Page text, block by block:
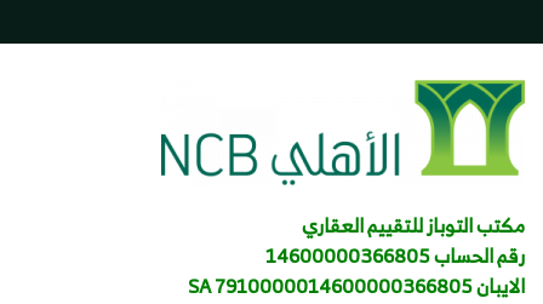
مكتب التوباز للتقييم العقاري
رقم الحساب 14600000366805
الايبان SA 7910000014600000366805